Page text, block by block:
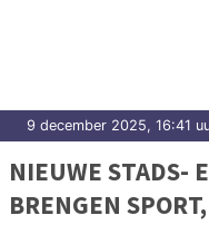
9 december 2025, 16:41
NIEUWE STADS-
BRENGEN